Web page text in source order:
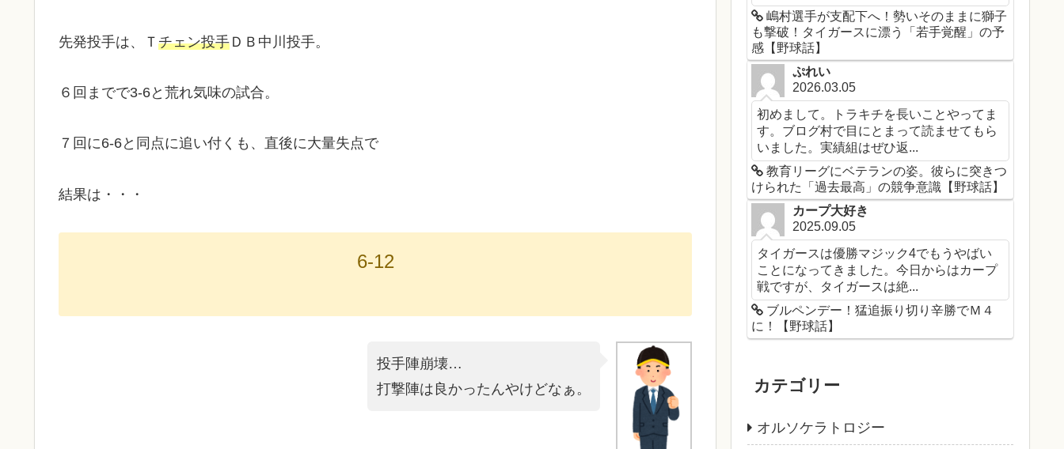
先発投手は、Ｔ チェン投手 ＤＢ中川投手。
６回までで3-6と荒れ気味の試合。
７回に6-6と同点に追い付くも、直後に大量失点で
結果は・・・
6-12
投手陣崩壊…
打撃陣は良かったんやけどなぁ。
嶋村選手が支配下へ！勢いそのままに獅子
も撃破！タイガースに漂う「若手覚醒」の予
感【野球話】
ぷれい
2026.03.05
初めまして。トラキチを長いことやってま
す。ブログ村で目にとまって読ませてもら
いました。実績組はぜひ返...
教育リーグにベテランの姿。彼らに突きつ
けられた「過去最高」の競争意識【野球話】
カープ大好き
2025.09.05
タイガースは優勝マジック4でもうやばい
ことになってきました。今日からはカープ
戦ですが、タイガースは絶...
ブルペンデー！猛追振り切り辛勝でＭ４
に！【野球話】
カテゴリー
オルソケラトロジー